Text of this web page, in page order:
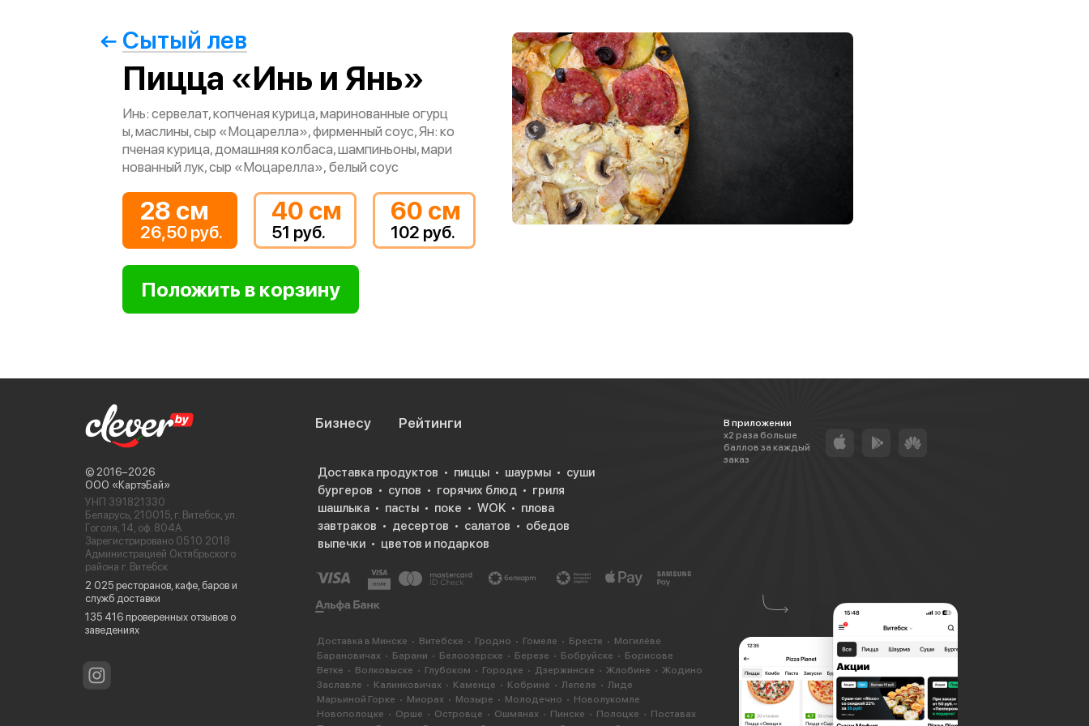
Сытый лев
Пицца «Инь и Янь»
Инь: сервелат, копченая курица, маринованные огурц
ы, маслины, сыр «Моцарелла», фирменный соус, Ян: ко
пченая курица, домашняя колбаса, шампиньоны, мари
нованный лук, сыр «Моцарелла», белый соус
28 см
26,50 руб.
40 см
51 руб.
60 см
102 руб.
© 2016−2026
ООО «КартэБай»
УНП 391821330
Беларусь, 210015, г. Витебск, ул.
Гоголя, 14, оф. 804А
Зарегистрировано 05.10.2018
Администрацией Октябрьского
района г. Витебск
2 025 ресторанов, кафе, баров и
служб доставки
135 416 проверенных отзывов о
заведениях
Бизнесу Рейтинги
В приложении
х2 раза больше
баллов за каждый
заказ
Доставка продуктов пиццы шаурмы
суши
бургеров
супов горячих блюд
гриля
шашлыка
пасты поке WOK
плова
завтраков
десертов салатов
обедов
выпечки
цветов и подарков
Доставка в Минске Витебске Гродно Гомеле Бресте
Могилёве
Барановичах
Барани Белоозерске Березе Бобруйске
Борисове
Ветке
Волковыске Глубоком Городке Дзержинске Жлобине
Жодино
Заславле
Калинковичах Каменце Кобрине Лепеле
Лиде
Марьиной Горке
Миорах Мозыре Молодечно
Новолукомле
Новополоцке
Орше Островце Ошмянах Пинске Полоцке
Поставах